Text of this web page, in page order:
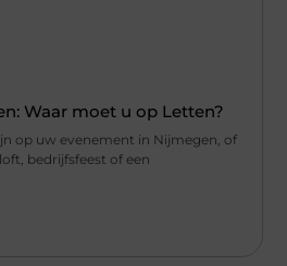
Waar moet u op Letten?
op uw evenement in Nijmegen, of
bedrijfsfeest of een